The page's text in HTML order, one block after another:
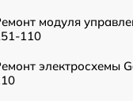
модуля
110
электросхемы